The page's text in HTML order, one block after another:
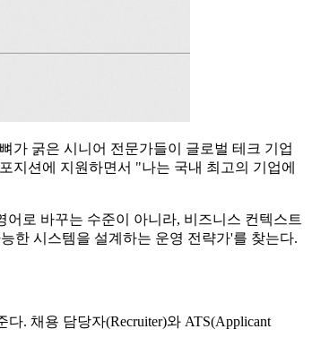
가 굵은 시니어 전문가들이 글로벌 테크 기업
지션에 지원하면서 "나는 국내 최고의 기업에
로 바꾸는 수준이 아니라, 비즈니스 컨텍스트
한 시스템을 설계하는 운영 전략가'를 찾는다.
. 채용 담당자(Recruiter)와 ATS(Applicant